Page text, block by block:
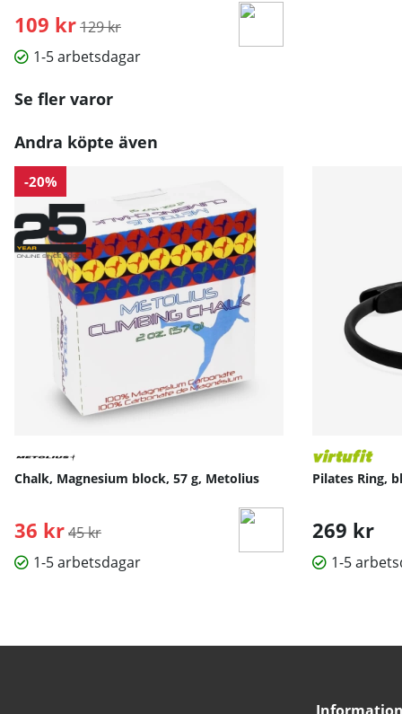
109 kr Ordinarie pris:
129 kr
1-5 arbetsdagar
Se fler varor
Andra köpte även
-20%
Chalk, Magnesium block, 57 g, Metolius
36 kr Ordinarie pris:
45 kr
1-5 arbetsdagar
Pilates Ring,
269 kr
1-5